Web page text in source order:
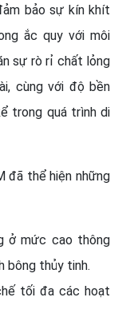
bảo sự kín khít
ắc quy với môi
sự rò rỉ chất lỏng
cùng với độ bền
trong quá trình di
đã thể hiện những
ở mức cao thông
bông thủy tinh.
tối đa các hoạt